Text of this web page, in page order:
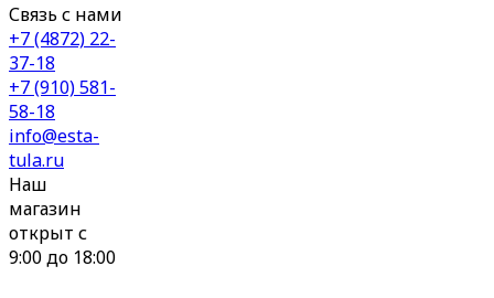
Связь с нами
+7 (4872) 22-
37-18
+7 (910) 581-
58-18
info@esta-
tula.ru
Наш
магазин
открыт с
9:00 до 18:00